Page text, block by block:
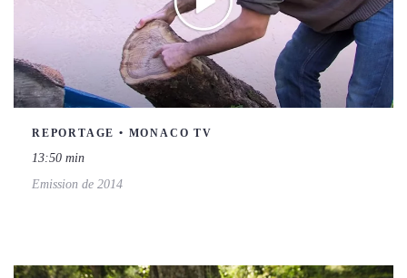
REPORTAGE • MONACO TV
13:50 min
Emission de 2014